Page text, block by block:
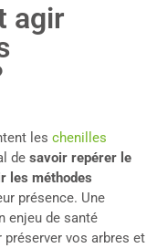
agir
les chenilles
de savoir repérer le
les méthodes
présence. Une
enjeu de santé
vos arbres et